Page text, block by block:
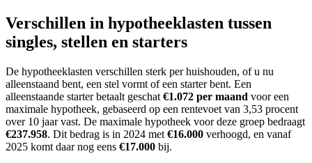
Verschillen in hypotheeklasten tussen
singles, stellen en starters
De hypotheeklasten verschillen sterk per huishouden, of u nu
alleenstaand bent, een stel vormt of een starter bent. Een
alleenstaande starter betaalt geschat €1.072 per maand voor een
maximale hypotheek, gebaseerd op een rentevoet van 3,53 procent
over 10 jaar vast. De maximale hypotheek voor deze groep bedraagt
€237.958. Dit bedrag is in 2024 met €16.000 verhoogd, en vanaf
2025 komt daar nog eens €17.000 bij.